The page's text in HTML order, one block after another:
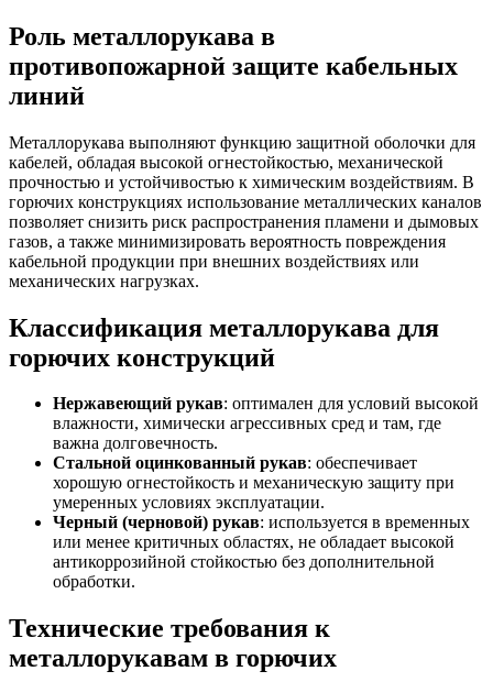
Роль металлорукава в
противопожарной защите кабельных
линий
Металлорукава выполняют функцию защитной оболочки для
кабелей, обладая высокой огнестойкостью, механической
прочностью и устойчивостью к химическим воздействиям. В
горючих конструкциях использование металлических каналов
позволяет снизить риск распространения пламени и дымовых
газов, а также минимизировать вероятность повреждения
кабельной продукции при внешних воздействиях или
механических нагрузках.
Классификация металлорукава для
горючих конструкций
Нержавеющий рукав: оптимален для условий высокой
влажности, химически агрессивных сред и там, где
важна долговечность.
Стальной оцинкованный рукав: обеспечивает
хорошую огнестойкость и механическую защиту при
умеренных условиях эксплуатации.
Черный (черновой) рукав: используется в временных
или менее критичных областях, не обладает высокой
антикоррозийной стойкостью без дополнительной
обработки.
Технические требования к
металлорукавам в горючих